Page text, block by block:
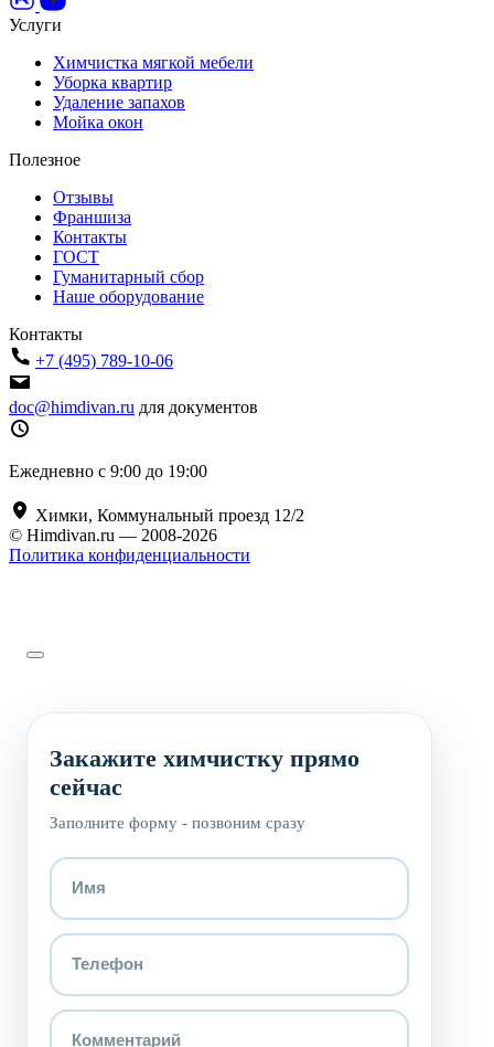
Услуги
Химчистка мягкой мебели
Уборка квартир
Удаление запахов
Мойка окон
Полезное
Отзывы
Франшиза
Контакты
ГОСТ
Гуманитарный сбор
Наше оборудование
Контакты
+7 (495) 789-10-06
doc@himdivan.ru для документов
Ежедневно с 9:00 до 19:00
Химки, Коммунальный проезд 12/2
© Himdivan.ru — 2008-2026
Политика конфиденциальности
Закажите химчистку прямо
сейчас
Заполните форму - позвоним сразу